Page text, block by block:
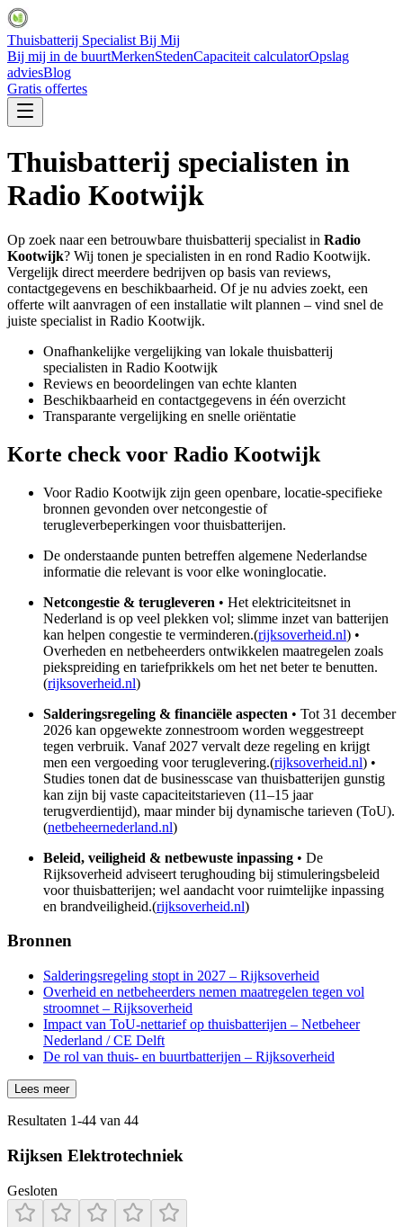
Thuisbatterij Specialist Bij Mij
Bij mij in de buurtMerkenStedenCapaciteit calculatorOpslag
adviesBlog
Gratis offertes
Thuisbatterij specialisten in
Radio Kootwijk
Op zoek naar een betrouwbare thuisbatterij specialist in Radio
Kootwijk? Wij tonen je specialisten in en rond Radio Kootwijk.
Vergelijk direct meerdere bedrijven op basis van reviews,
contactgegevens en beschikbaarheid. Of je nu advies zoekt, een
offerte wilt aanvragen of een installatie wilt plannen – vind snel de
juiste specialist in Radio Kootwijk.
Onafhankelijke vergelijking van lokale thuisbatterij
specialisten in Radio Kootwijk
Reviews en beoordelingen van echte klanten
Beschikbaarheid en contactgegevens in één overzicht
Transparante vergelijking en snelle oriëntatie
Korte check voor Radio Kootwijk
Voor Radio Kootwijk zijn geen openbare, locatie-specifieke
bronnen gevonden over netcongestie of
terugleverbeperkingen voor thuisbatterijen.
De onderstaande punten betreffen algemene Nederlandse
informatie die relevant is voor elke woninglocatie.
Netcongestie & terugleveren • Het elektriciteitsnet in
Nederland is op veel plekken vol; slimme inzet van batterijen
kan helpen congestie te verminderen.(rijksoverheid.nl) •
Overheden en netbeheerders ontwikkelen maatregelen zoals
piekspreiding en tariefprikkels om het net beter te benutten.
(rijksoverheid.nl)
Salderingsregeling & financiële aspecten • Tot 31 december
2026 kan opgewekte zonnestroom worden weggestreept
tegen verbruik. Vanaf 2027 vervalt deze regeling en krijgt
men een vergoeding voor teruglevering.(rijksoverheid.nl) •
Studies tonen dat de businesscase van thuisbatterijen gunstig
kan zijn bij vaste capaciteitstarieven (11–15 jaar
terugverdientijd), maar minder bij dynamische tarieven (ToU).
(netbeheernederland.nl)
Beleid, veiligheid & netbewuste inpassing • De
Rijksoverheid adviseert terughouding bij stimuleringsbeleid
voor thuisbatterijen; wel aandacht voor ruimtelijke inpassing
en brandveiligheid.(rijksoverheid.nl)
Bronnen
Salderingsregeling stopt in 2027 – Rijksoverheid
Overheid en netbeheerders nemen maatregelen tegen vol
stroomnet – Rijksoverheid
Impact van ToU-nettarief op thuisbatterijen – Netbeheer
Nederland / CE Delft
De rol van thuis- en buurtbatterijen – Rijksoverheid
Lees meer
Resultaten 1-44 van 44
Rijksen Elektrotechniek
Gesloten